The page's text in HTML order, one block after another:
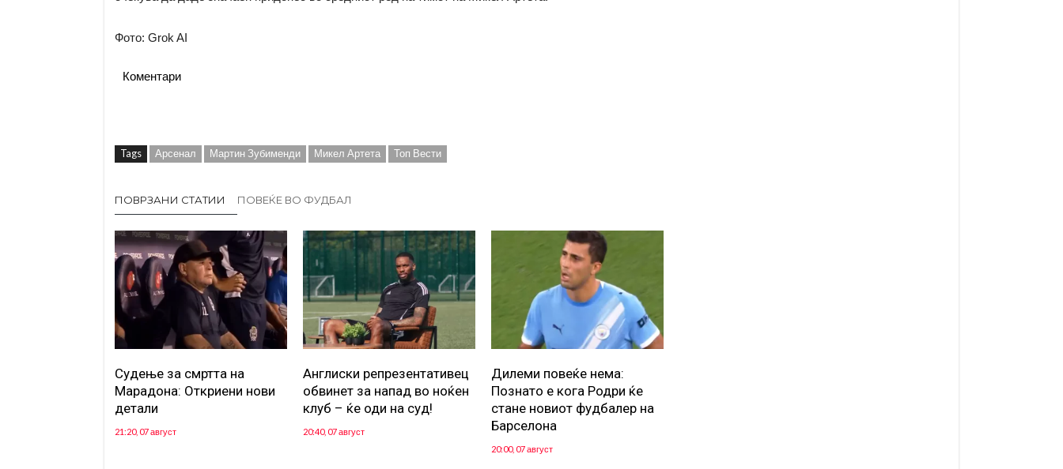
Фото: Grok AI
Коментари
Tags Арсенал Мартин Зубименди Микел Артета Топ Вести
ПОВРЗАНИ СТАТИИ ПОВЕЌЕ ВО ФУДБАЛ
Судење за смртта на
Марадона: Откриени нови
детали
21:20, 07 август
Англиски репрезентативец
обвинет за напад во ноќен
клуб – ќе оди на суд!
20:40, 07 август
Дилеми повеќе нема:
Познато е кога Родри ќе
стане новиот фудбалер на
Барселона
20:00, 07 август